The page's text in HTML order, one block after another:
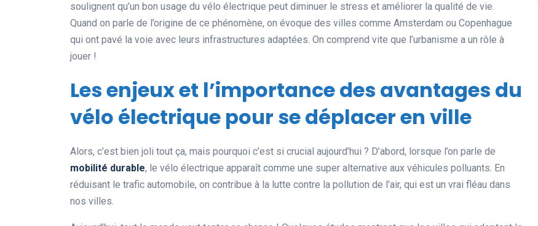
soulignent qu’un bon usage du vélo électrique peut diminuer le stress et améliorer la qualité de vie.
Quand on parle de l’origine de ce phénomène, on évoque des villes comme Amsterdam ou Copenhague
qui ont pavé la voie avec leurs infrastructures adaptées. On comprend vite que l’urbanisme a un rôle à
jouer !
Les enjeux et l’importance des avantages du
vélo électrique pour se déplacer en ville
Alors, c’est bien joli tout ça, mais pourquoi c’est si crucial aujourd’hui ? D’abord, lorsque l’on parle de
mobilité durable, le vélo électrique apparaît comme une super alternative aux véhicules polluants. En
réduisant le trafic automobile, on contribue à la lutte contre la pollution de l’air, qui est un vrai fléau dans
nos villes.